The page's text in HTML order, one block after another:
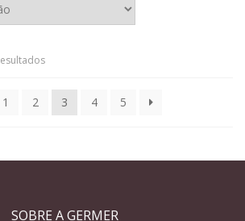
1 2 3 4 5
SOBRE A GERMER